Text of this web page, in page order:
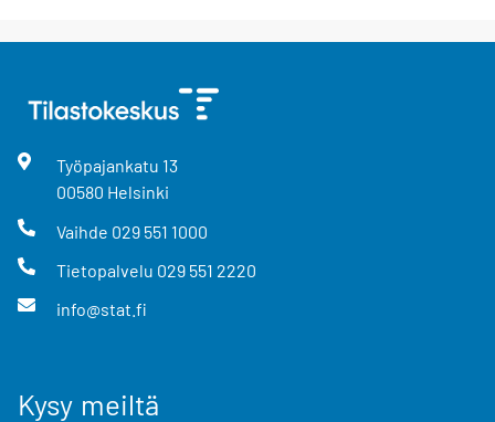
Työpajankatu 13
00580 Helsinki
Vaihde 029 551 1000
Tietopalvelu 029 551 2220
info@stat.fi
Kysy meiltä